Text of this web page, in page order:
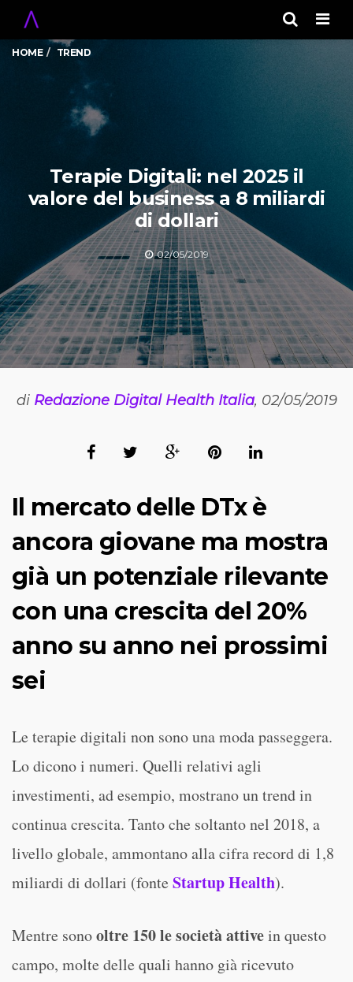
HOME TREND
Terapie Digitali: nel 2025 il
valore del business a 8 miliardi
di dollari
02/05/2019
di Redazione Digital Health Italia, 02/05/2019
Il mercato delle DTx è
ancora giovane ma mostra
già un potenziale rilevante
con una crescita del 20%
anno su anno nei prossimi
sei
Le terapie digitali non sono una moda passeggera.
Lo dicono i numeri. Quelli relativi agli
investimenti, ad esempio, mostrano un trend in
continua crescita. Tanto che soltanto nel 2018, a
livello globale, ammontano alla cifra record di 1,8
miliardi di dollari (fonte Startup Health).
Mentre sonooltre 150 le società attivein questo
campo, molte delle quali hanno già ricevuto